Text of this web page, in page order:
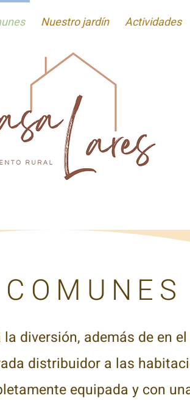
Nuestro jardín Actividades
diversión, además de en
distribuidor a las
equipada y con